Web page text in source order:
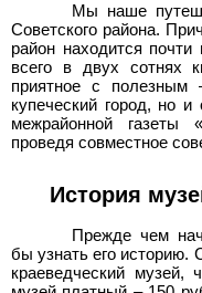
Мы наше
Советского района.
район находится
всего в двух сотнях
приятное с полезным
купеческий город, но
межрайонной газеты
проведя совместное
История
Прежде чем
бы узнать его историю.
краеведческий